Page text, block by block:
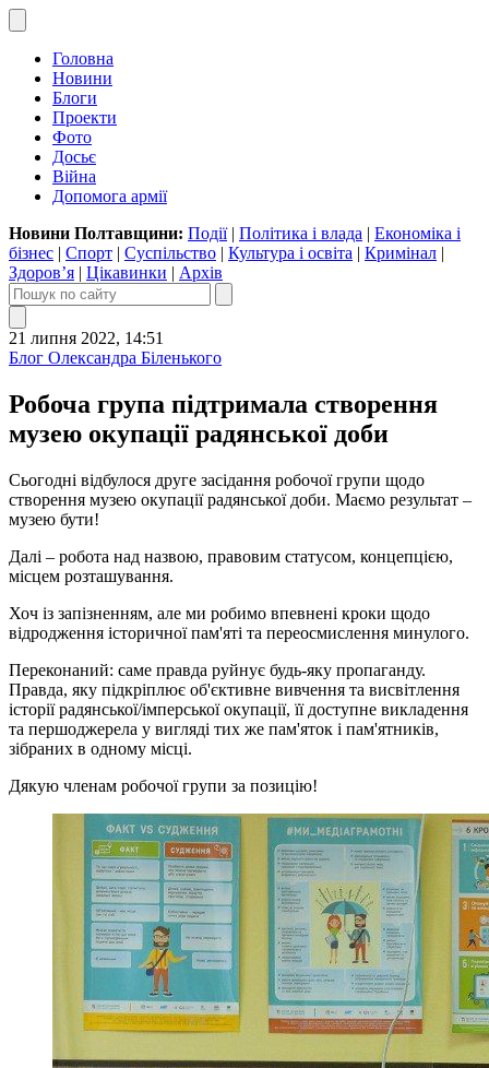
Головна
Новини
Блоги
Проекти
Фото
Досьє
Війна
Допомога армії
Новини Полтавщини: Події| Політика і влада | Економіка і
бізнес | Спорт | Суспільство | Культура і освіта | Кримінал |
Здоров’я | Цікавинки | Архів
21 липня 2022, 14:51
Блог Олександра Біленького
Робоча група підтримала створення
музею окупації радянської доби
Сьогодні відбулося друге засідання робочої групи щодо
створення музею окупації радянської доби. Маємо результат –
музею бути!
Далі – робота над назвою, правовим статусом, концепцією,
місцем розташування.
Хоч із запізненням, але ми робимо впевнені кроки щодо
відродження історичної пам'яті та переосмислення минулого.
Переконаний: саме правда руйнує будь-яку пропаганду.
Правда, яку підкріплює об'єктивне вивчення та висвітлення
історії радянської/імперської окупації, її доступне викладення
та першоджерела у вигляді тих же пам'яток і пам'ятників,
зібраних в одному місці.
Дякую членам робочої групи за позицію!